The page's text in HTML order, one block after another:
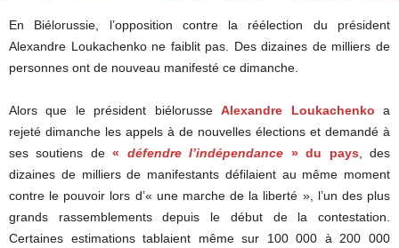
En Biélorussie, l’opposition contre la réélection du président
Alexandre Loukachenko ne faiblit pas. Des dizaines de milliers de
personnes ont de nouveau manifesté ce dimanche.
Alors que le président biélorusseAlexandre Loukachenkoa
rejeté dimanche les appels à de nouvelles élections et demandé à
ses soutiens de« défendre l’indépendance » du pays , des
dizaines de milliers de manifestants défilaient au même moment
contre le pouvoir lors d’« une marche de la liberté », l’un des plus
grands rassemblements depuis le début de la contestation.
Certaines estimations tablaient même sur 100 000 à 200 000